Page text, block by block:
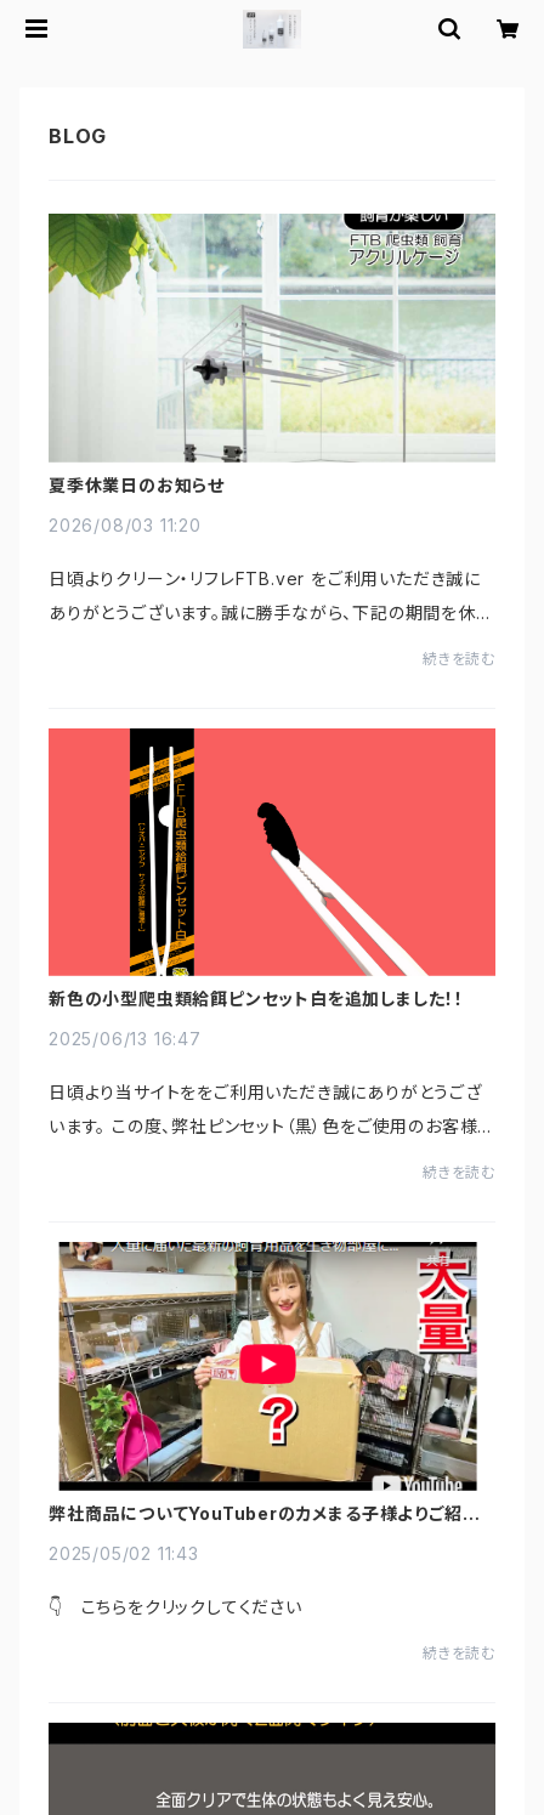
夏季休業日のお知らせ
2026/08/03 11:20
日頃よりクリーン・リフレFTB.ver をご利用いただき誠に
ありがとうございます。誠に勝手ながら、下記の期間を休業
続きを読む
新色の小型爬虫類給餌ピンセット白を追加しました！！
2025/06/13 16:47
日頃より当サイトををご利用いただき誠にありがとうござ
います。 この度、弊社ピンセット（黒）色をご使用のお客様の
続きを読む
弊社商品についてYouTuberのカメまる子様よりご紹介
2025/05/02 11:43
👇 こちらをクリックしてください
続きを読む